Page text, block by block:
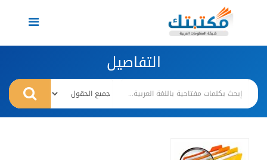
Toggle
navigation
التفاصيل